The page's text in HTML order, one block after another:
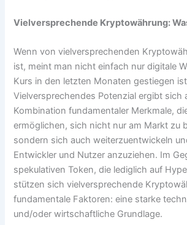
Vielversprechende Kryptowährung:
Wenn von vielversprechenden
ist, meint man nicht einfach nur digitale
Kurs in den letzten Monaten gestiegen
Vielversprechendes Potenzial ergibt sich
Kombination fundamentaler Merkmale,
ermöglichen, sich nicht nur am Markt zu
sondern sich auch weiterzuentwickeln
Entwickler und Nutzer anzuziehen. Im
spekulativen Token, die lediglich auf
stützen sich vielversprechende
fundamentale Faktoren: eine starke
und/oder wirtschaftliche Grundlage.